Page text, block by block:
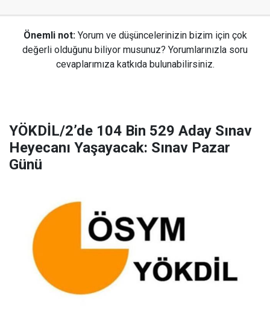
Önemli not: Yorum ve düşüncelerinizin bizim için çok
değerli olduğunu biliyor musunuz? Yorumlarınızla soru
cevaplarımıza katkıda bulunabilirsiniz.
YÖKDİL/2’de 104 Bin 529 Aday Sınav
Heyecanı Yaşayacak: Sınav Pazar
Günü